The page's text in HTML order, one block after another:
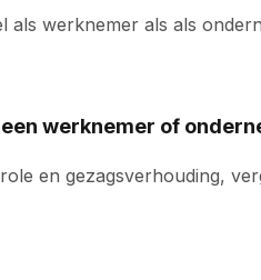
werknemer als als
werknemer of
en gezagsverhouding,